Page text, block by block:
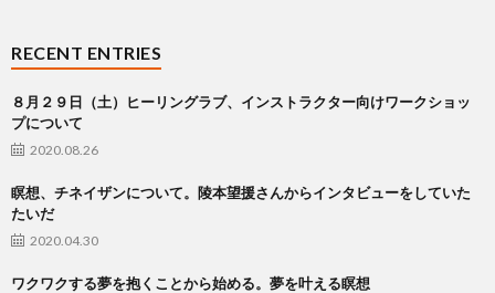
RECENT ENTRIES
８月２９日（土）ヒーリングラブ、インストラクター向けワークショッ
プについて
2020.08.26
瞑想、チネイザンについて。陵本望援さんからインタビューをしていた
たいだ
2020.04.30
ワクワクする夢を抱くことから始める。夢を叶える瞑想